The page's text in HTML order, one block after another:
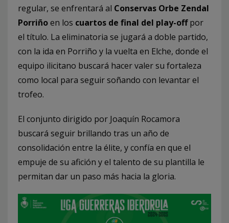
regular, se enfrentará al Conservas Orbe Zendal
Porriñoen los cuartos de final del play-offpor
el título. La eliminatoria se jugará a doble partido,
con la ida en Porriño y la vuelta en Elche, donde el
equipo ilicitano buscará hacer valer su fortaleza
como local para seguir soñando con levantar el
trofeo.
El conjunto dirigido por Joaquín Rocamora
buscará seguir brillando tras un año de
consolidación entre la élite, y confía en que el
empuje de su afición y el talento de su plantilla le
permitan dar un paso más hacia la gloria.